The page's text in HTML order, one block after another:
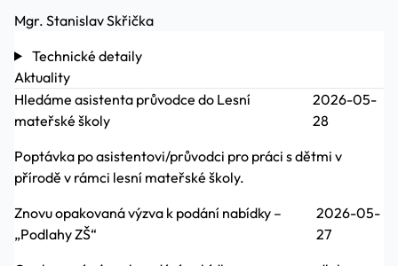
Mgr. Stanislav Skřička
Technické detaily
Aktuality
Hledáme asistenta průvodce do Lesní
mateřské školy
2026-05-
28
Poptávka po asistentovi/průvodci pro práci s dětmi v
přírodě v rámci lesní mateřské školy.
Znovu opakovaná výzva k podání nabídky –
„Podlahy ZŠ“
2026-05-
27